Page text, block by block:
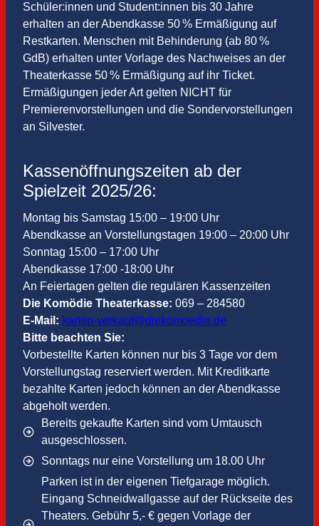
Schüler:innen und Student:innen bis 30 Jahre
erhalten an der Abendkasse 50 % Ermäßigung auf
Restkarten. Menschen mit Behinderung (ab 80 %
GdB) erhalten unter Vorlage des Nachweises an der
Theaterkasse 50 % Ermäßigung auf ihr Ticket.
Ermäßigungen jeder Art gelten NICHT für
Premierenvorstellungen und die Sondervorstellungen
an Silvester.
Kassenöffnungszeiten ab der
Spielzeit 2025/26:
Montag bis Samstag 15:00 – 19:00 Uhr
Abendkasse an Vorstellungstagen 19:00 – 20:00 Uhr
Sonntag 15:00 – 17:00 Uhr
Abendkasse 17:00 -18:00 Uhr
An Feiertagen gelten die regulären Kassenzeiten
Die Komödie Theaterkasse: 069 – 284580
E-Mail: karten-verkauf@diekomoedie.de
Bitte beachten Sie:
Vorbestellte Karten können nur bis 3 Tage vor dem
Vorstellungstag reserviert werden. Mit Kreditkarte
bezahlte Karten jedoch können an der Abendkasse
abgeholt werden.
Bereits gekaufte Karten sind vom Umtausch
ausgeschlossen.
Sonntags nur eine Vorstellung um 18.00 Uhr
Parken ist in der eigenen Tiefgarage möglich.
Eingang Schneidwallgasse auf der Rückseite des
Theaters. Gebühr 5,- € gegen Vorlage der